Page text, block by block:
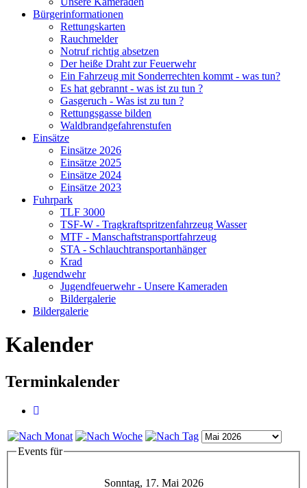
Bürgerinformationen
Rettungskarten
Rauchmelder
Notruf richtig absetzen
Der heiße Draht zur Feuerwehr
Ein Fahrzeug mit Sonderrechten kommt - was tun?
Es hat gebrannt - was ist zu tun ?
Gasgeruch - Was ist zu tun ?
Rettungsgasse bilden
Waldbrandgefahrenstufen
Einsätze
Einsätze 2026
Einsätze 2025
Einsätze 2024
Einsätze 2023
Fuhrpark
TLF 3000
TSF-W - Tragkraftspritzenfahrzeug Wasser
MTF - Manschaftstransportfahrzeug
STA - Schlauchtransportanhänger
Krad
Jugendwehr
Jugendfeuerwehr - Unsere Kameraden
Bildergalerie
Bildergalerie
Kalender
Terminkalender
Events für
Sonntag, 17. Mai 2026